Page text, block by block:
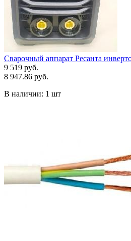
Сварочный аппарат Ресанта
9 519 руб.
8 947.86 руб.
В наличии: 1 шт